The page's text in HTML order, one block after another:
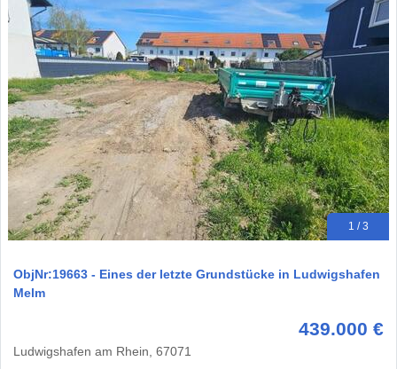
1 / 3
ObjNr:19663 - Eines der letzte Grundstücke in Ludwigshafen
Melm
439.000 €
Ludwigshafen am Rhein, 67071